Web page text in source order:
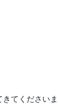
てくださいま